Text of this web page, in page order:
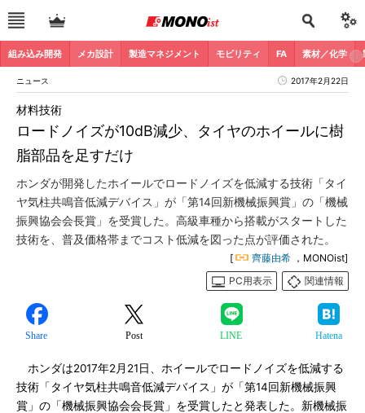
組み込み開発 メカ設計 製造マネジメント モビリティ FA 素材／化学
ニュース 2017年2月22日
ロードノイズが10dB減少、タイヤのホイールに樹
脂部品を足すだけ
材料技術
ホンダが開発したホイールでロードノイズを低減する技術「タイ
ヤ気柱共鳴音低減デバイス」が「第14回新機械振興賞」の「機械
振興協会会長賞」を受賞した。高級車種から搭載がスタートした
技術を、普及価格帯までコスト低減を図った点が評価された。
[ 齊藤由希 ，MONOist]
PC用表示
関連情報
Share Post LINE Hatena
ホンダは2017年2月21日、ホイールでロードノイズを低減する
技術「タイヤ気柱共鳴音低減デバイス」が「第14回新機械振興
賞」の「機械振興協会会長賞」を受賞したと発表した。新機械振